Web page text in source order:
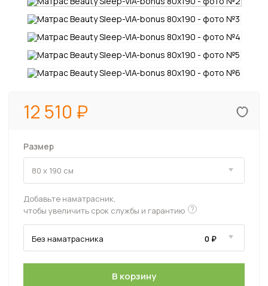
12 510
Размер
Добавьте наматрасник,
чтобы увеличить срок службы и гарантию ?